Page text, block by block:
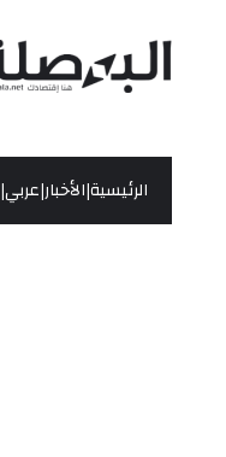
الرئيسية|الأخبار|عربي|